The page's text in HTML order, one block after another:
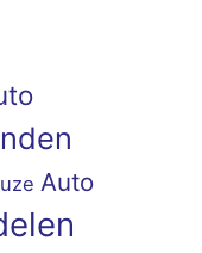
Auto